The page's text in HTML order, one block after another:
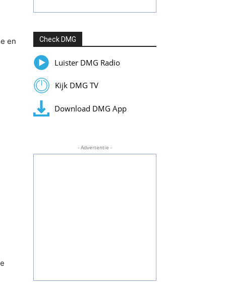
en
Check DMG
Luister DMG Radio
Kijk DMG TV
Download DMG App
- Advertentie -